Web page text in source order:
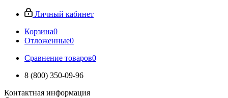
Личный кабинет
Корзина0
Отложенные0
Сравнение товаров0
8 (800) 350-09-96
Контактная информация